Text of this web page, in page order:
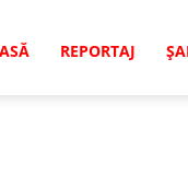
REPORTAJ